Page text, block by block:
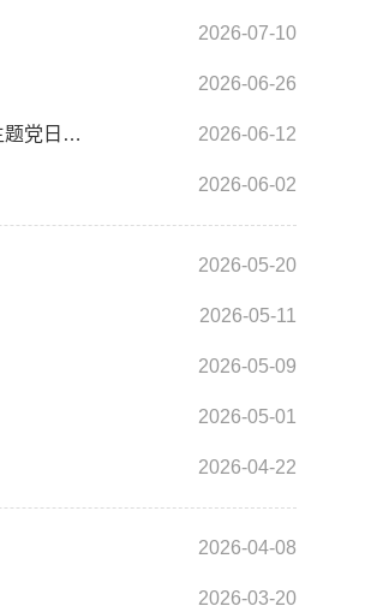
2026-07-10
2026-06-26
安徽省发展改革委价格监测局与淮北市发展改革委联合开展“追忆双堆烽火 永固人民立场”主题党日活动 2026-06-12
2026-06-02
2026-05-20
2026-05-11
2026-05-09
2026-05-01
2026-04-22
2026-04-08
2026-03-20